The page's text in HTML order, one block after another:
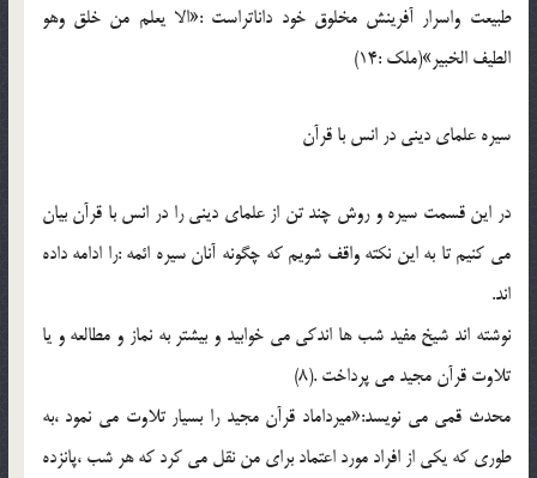
طبيعت واسرار آفرينش مخلوق خود داناتراست :«الا يعلم من خلق وهو
الطيف الخبير»(ملک :14)
سيره علماي ديني در انس با قرآن
در اين قسمت سيره و روش چند تن از علماي ديني را در انس با قرآن بيان
مي کنيم تا به اين نکته واقف شويم که چگونه آنان سيره ائمه :را ادامه داده
اند.
نوشته اند شيخ مفيد شب ها اندکي مي خوابيد و بيشتر به نماز و مطالعه و يا
تلاوت قرآن مجيد مي پرداخت .(8)
محدث قمي مي نويسد:«ميرداماد قرآن مجيد را بسيار تلاوت مي نمود ،به
طوري که يکي از افراد مورد اعتماد براي من نقل مي کرد که هر شب ،پانزده